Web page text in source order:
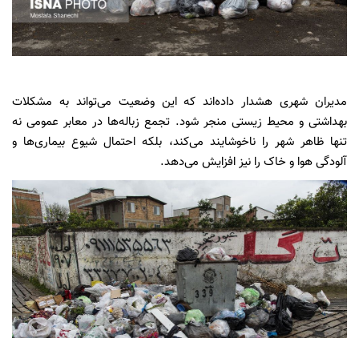
مدیران شهری هشدار داده‌اند که این وضعیت می‌تواند به مشکلات
بهداشتی و محیط زیستی منجر شود. تجمع زباله‌ها در معابر عمومی نه
تنها ظاهر شهر را ناخوشایند می‌کند، بلکه احتمال شیوع بیماری‌ها و
آلودگی هوا و خاک را نیز افزایش می‌دهد.